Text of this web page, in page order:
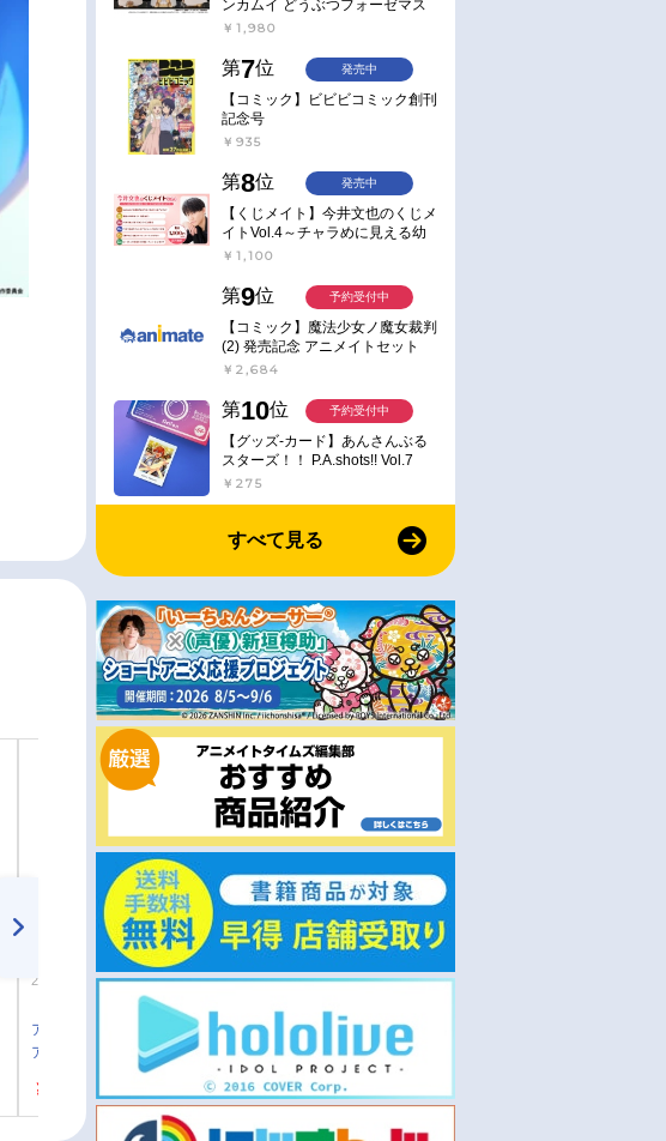
2026/08/21 発売
【グッズ-スタンドポップ】TV
アニメ『デッドアカウント』
アクリルスタンド しゃがみこ
￥1,980
予約
2026/08/21 発売
【グッズ-カード】TVアニメ
『デッドアカウント』 トレー
ディングSNS風カード しゃが
みこみver.
￥880
ンカムイ どうぶつフォーゼマス
コット 4.尾形百之助【再販】
￥1,980
第7位
【コミック】ビビビコミック創刊
記念号
￥935
発売中
第8位
【くじメイト】今井文也のくじメ
イトVol.4～チャラめに見える幼
馴染、実は一途で独占欲が強いん
￥1,100
発売中
第9位
【コミック】魔法少女ノ魔女裁判
(2) 発売記念 アニメイトセット
【アクリルスタンド2種セット購
産】
￥2,684
予約受付中
第10位
【グッズ-カード】あんさんぶる
スターズ！！ P.A.shots!! Vol.7
Action
￥275
予約受付中
すべて見る